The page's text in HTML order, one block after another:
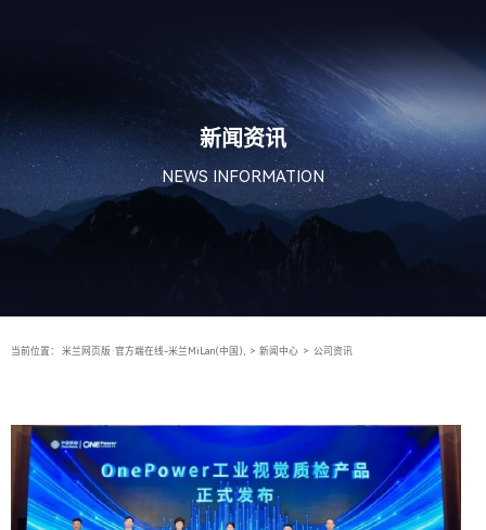
新闻资讯
NEWS INFORMATION
当前位置： 米兰网页版·官方端在线-米兰MiLan(中国), > 新闻中心 > 公司资讯